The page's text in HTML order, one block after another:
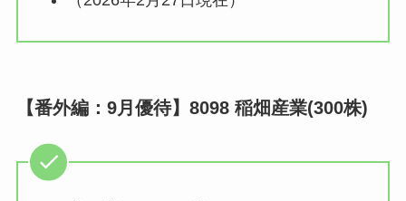
【番外編：9月優待】8098 稲畑産業(300株)